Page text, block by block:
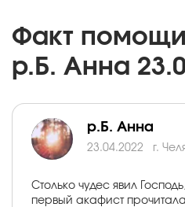
Факт
р.Б. Анна
р.Б. Анна
23.04.2022 г.
Столько чудес явил
первый акафист